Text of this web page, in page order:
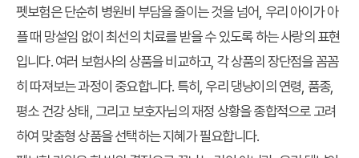
펫보험은 단순히 병원비 부담을 줄이는 것을 넘어, 우리 아이가 아
플 때 망설임 없이 최선의 치료를 받을 수 있도록 하는 사랑의 표현
입니다. 여러 보험사의 상품을 비교하고, 각 상품의 장단점을 꼼꼼
히 따져보는 과정이 중요합니다. 특히, 우리 댕냥이의 연령, 품종,
평소 건강 상태, 그리고 보호자님의 재정 상황을 종합적으로 고려
하여 맞춤형 상품을 선택하는 지혜가 필요합니다.